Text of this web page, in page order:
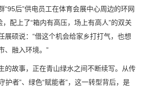
“95后”供电员工在体育会展中心周边的环网
，配上了“箱内有高压，场上有高人”的双关
展硕说：“借这个机会给家乡打打气，也想
、融入环境。”
的故事，正在青山绿水之间不断续写。从传
护者”、绿色“赋能者”，这一转型背后，是